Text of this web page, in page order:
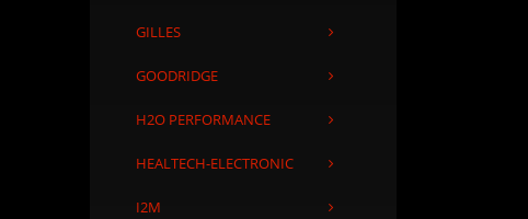
GILLES
GOODRIDGE
H2O PERFORMANCE
HEALTECH-ELECTRONIC
I2M